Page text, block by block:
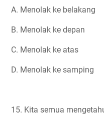
A. Menolak ke belakang
B. Menolak ke depan
C. Menolak ke atas
D. Menolak ke samping
15. Kita semua